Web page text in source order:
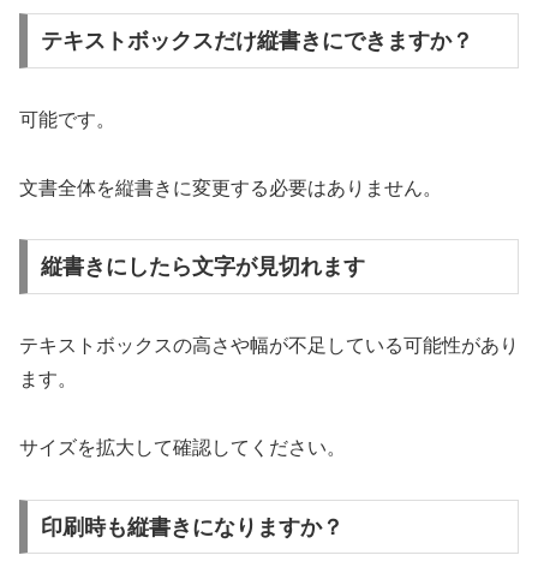
テキストボックスだけ縦書きにできますか？
可能です。
文書全体を縦書きに変更する必要はありません。
縦書きにしたら文字が見切れます
テキストボックスの高さや幅が不足している可能性があり
ます。
サイズを拡大して確認してください。
印刷時も縦書きになりますか？